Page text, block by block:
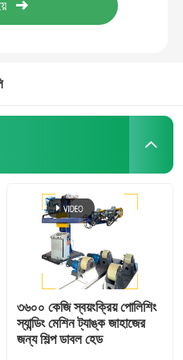
৩৬০০ কেজি স্বয়ংক্রিয় পোলিশিং
স্যান্ডিং মেশিন ট্যাঙ্ক জাহাজের
জন্য শিল্প ডাবল হেড